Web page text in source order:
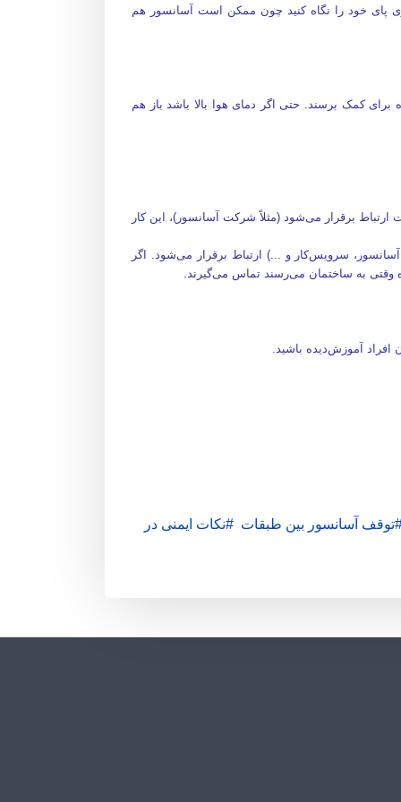
پای خود را نگاه کنید چون ممکن است آسانسور هم
کمک برسند. حتی اگر دمای هوا بالا باشد باز هم
برقرار می‌شود (مثلاً شرکت آسانسور)، این کار
سرویس‌کار و ...) ارتباط برقرار می‌شود. اگر
وقتی به ساختمان می‌رسند تماس می‌گیرند.
آموزش‌دیده باشید.
توقف آسانسور بین طبقات نکات ایمنی در